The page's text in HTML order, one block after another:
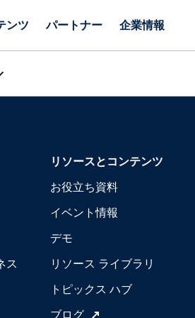
ンツ パートナー 企業情報
ス
リソースとコンテンツ
お役立ち資料
イベント情報
デモ
リソース ライブラリ
トピックス ハブ